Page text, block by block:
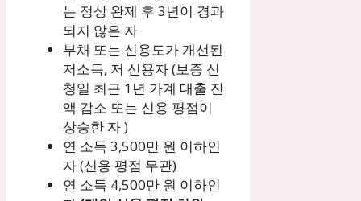
는 정상 완제 후 3년이 경과
되지 않은 자
부채 또는 신용도가 개선된
저소득, 저 신용자 (보증 신
청일 최근 1년 가계 대출 잔
액 감소 또는 신용 평점이
상승한 자 )
연 소득 3,500만 원 이하인
자 (신용 평점 무관)
연 소득 4,500만 원 이하인